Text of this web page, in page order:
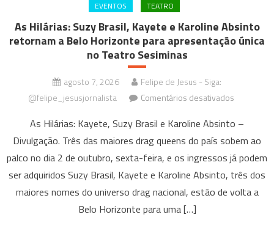
EVENTOS
TEATRO
As Hilárias: Suzy Brasil, Kayete e Karoline Absinto
retornam a Belo Horizonte para apresentação única
no Teatro Sesiminas
agosto 7, 2026
Felipe de Jesus - Siga:
@felipe_jesusjornalista
Comentários desativadosem
Hilárias:
Suzy
Brasil,
Kayete
e
As Hilárias: Kayete, Suzy Brasil e Karoline Absinto –
Divulgação. Três das maiores drag queens do país sobem ao
palco no dia 2 de outubro, sexta-feira, e os ingressos já podem
ser adquiridos Suzy Brasil, Kayete e Karoline Absinto, três dos
maiores nomes do universo drag nacional, estão de volta a
Belo Horizonte para uma […]